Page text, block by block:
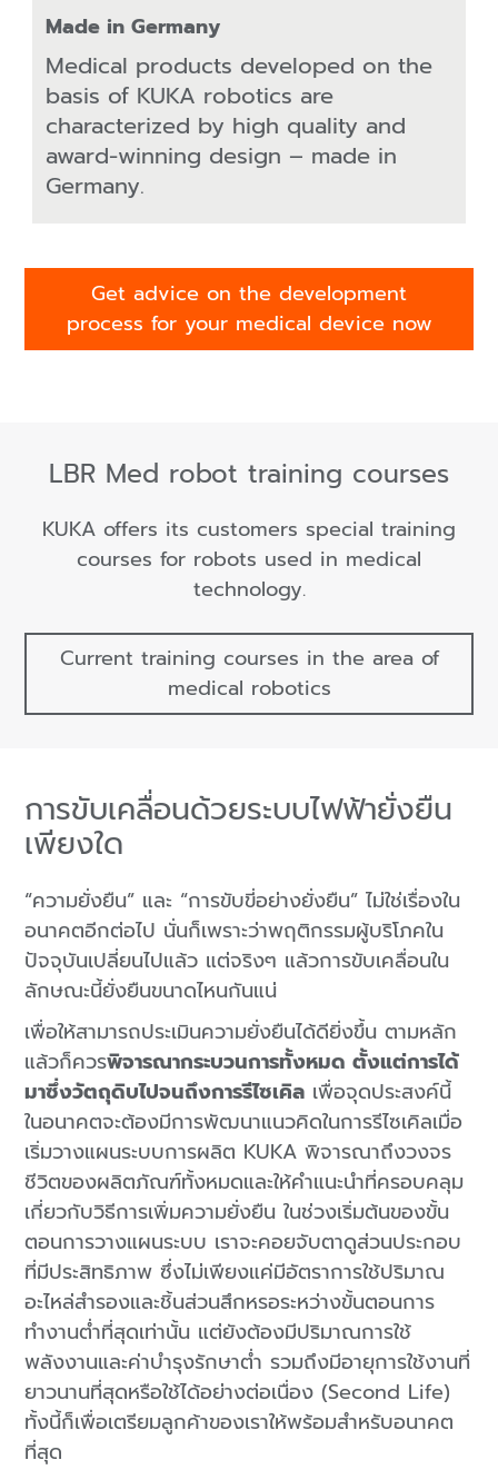
Made in Germany
Medical products developed on the
basis of KUKA robotics are
characterized by high quality and
award-winning design – made in
Germany.
Get advice on the development
process for your medical device now
LBR Med robot training courses
KUKA offers its customers special training
courses for robots used in medical
technology.
Current training courses in the area of
medical robotics
การขับเคลื่อนด้วยระบบไฟฟ้ายั่งยืน
เพียงใด
“ความยั่งยืน” และ “การขับขี่อย่างยั่งยืน” ไม่ใช่เรื่องใน
อนาคตอีกต่อไป นั่นก็เพราะว่าพฤติกรรมผู้บริโภคใน
ปัจจุบันเปลี่ยนไปแล้ว แต่จริงๆ แล้วการขับเคลื่อนใน
ลักษณะนี้ยั่งยืนขนาดไหนกันแน่
เพื่อให้สามารถประเมินความยั่งยืนได้ดียิ่งขึ้น ตามหลัก
แล้วก็ควรพิจารณากระบวนการทั้งหมด ตั้งแต่การได้
มาซึ่งวัตถุดิบไปจนถึงการรีไซเคิล เพื่อจุดประสงค์นี้
ในอนาคตจะต้องมีการพัฒนาแนวคิดในการรีไซเคิลเมื่อ
เริ่มวางแผนระบบการผลิต KUKA พิจารณาถึงวงจร
ชีวิตของผลิตภัณฑ์ทั้งหมดและให้คำแนะนำที่ครอบคลุม
เกี่ยวกับวิธีการเพิ่มความยั่งยืน ในช่วงเริ่มต้นของขั้น
ตอนการวางแผนระบบ เราจะคอยจับตาดูส่วนประกอบ
ที่มีประสิทธิภาพ ซึ่งไม่เพียงแค่มีอัตราการใช้ปริมาณ
อะไหล่สำรองและชิ้นส่วนสึกหรอระหว่างขั้นตอนการ
ทำงานต่ำที่สุดเท่านั้น แต่ยังต้องมีปริมาณการใช้
พลังงานและค่าบำรุงรักษาต่ำ รวมถึงมีอายุการใช้งานที่
ยาวนานที่สุดหรือใช้ได้อย่างต่อเนื่อง (Second Life)
ทั้งนี้ก็เพื่อเตรียมลูกค้าของเราให้พร้อมสำหรับอนาคต
ที่สุด